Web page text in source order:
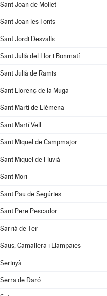
Sant Joan de Mollet
Sant Joan les Fonts
Sant Jordi Desvalls
Sant Julià del Llor i Bonmatí
Sant Julià de Ramis
Sant Llorenç de la Muga
Sant Martí de Llémena
Sant Martí Vell
Sant Miquel de Campmajor
Sant Miquel de Fluvià
Sant Mori
Sant Pau de Segúries
Sant Pere Pescador
Sarrià de Ter
Saus, Camallera i Llampaies
Serinyà
Serra de Daró